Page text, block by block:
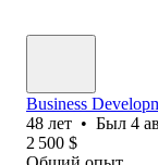
Business
48 лет • Был 4
2 500 $